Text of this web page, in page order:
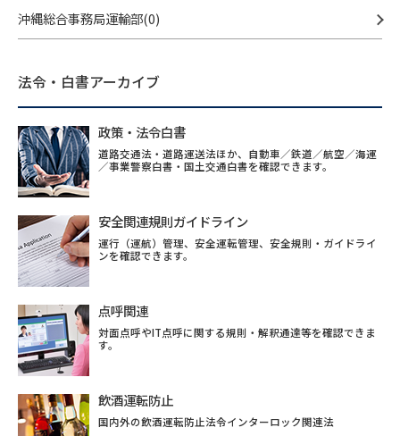
沖縄総合事務局運輸部(0)
法令・白書アーカイブ
政策・法令白書
道路交通法・道路運送法ほか、自動車／鉄道／航空／海運
／事業警察白書・国土交通白書を確認できます。
安全関連規則ガイドライン
運行（運航）管理、安全運転管理、安全規則・ガイドライ
ンを確認できます。
点呼関連
対面点呼やIT点呼に関する規則・解釈通達等を確認できま
す。
飲酒運転防止
国内外の飲酒運転防止法令インターロック関連法